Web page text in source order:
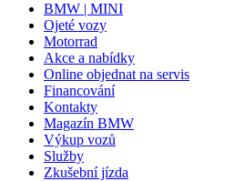
BMW | MINI
Ojeté vozy
Motorrad
Akce a nabídky
Online objednat na servis
Financování
Kontakty
Magazín BMW
Výkup vozů
Služby
Zkušební jízda